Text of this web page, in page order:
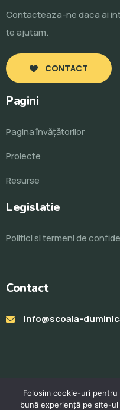
Contacteaza-ne daca ai
te ajutam.
CONTACT
Pagini
Pagina învăţătorilor
Proiecte
Resurse
Legislatie
Politici si termeni de
Contact
info@scoala-
Folosim cookie-uri pentru
bună experiență pe site-